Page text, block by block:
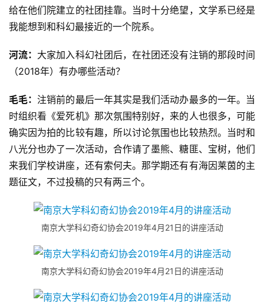
给在他们院建立的社团挂靠。当时十分绝望，文学系已经是
我能想到和科幻最接近的一个院系。
河流： 大家加入科幻社团后，在社团还没有注销的那段时间
（2018年）有办哪些活动？
毛毛：注销前的最后一年其实是我们活动办最多的一年。当
时组织看《爱死机》那次氛围特别好，来的人也很多，可能
确实因为拍的比较有趣，所以讨论氛围也比较热烈。当时和
八光分也办了一次活动，合作请了墨熊、糖匪、宝树，他们
来我们学校讲座，还有索何夫。那学期还有有海因莱茵的主
题征文，不过投稿的只有两三个。
南京大学科幻奇幻协会2019年4月21日的讲座活动
南京大学科幻奇幻协会2019年4月21日的讲座活动